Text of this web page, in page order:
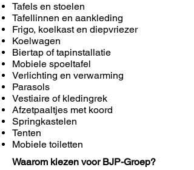
Tafels en stoelen
Tafellinnen en aankleding
Frigo, koelkast en diepvriezer
Koelwagen
Biertap of tapinstallatie
Mobiele spoeltafel
Verlichting en verwarming
Parasols
Vestiaire of kledingrek
Afzetpaaltjes met koord
Springkastelen
Tenten
Mobiele toiletten
Waarom kiezen voor BJP-Groep?